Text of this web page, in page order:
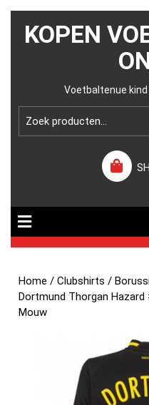
KOPEN
Voetbaltenue
Home /Clubshirts /
Dortmund Thorgan
Mouw